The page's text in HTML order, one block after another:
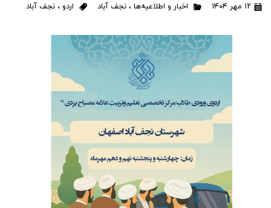
۱۲ مهر ۱۴۰۴ اخبار و اطلاعیه‌ها ،نجف آباد اردو ،نجف آباد